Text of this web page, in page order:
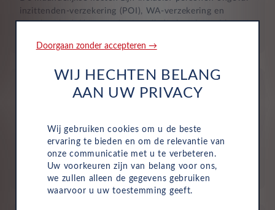
inzittenden-verzekering (POI), WA-verzekering en
uitgebreide dekking, zodat je volledig beschermd bent in
Aflevering bij jou in de buurt
nieuwe auto bij jou in de buurt ophalen.
Doorgaan zonder accepteren →
WIJ HECHTEN BELANG
AAN UW PRIVACY
Wij gebruiken cookies om u de beste
ervaring te bieden en om de relevantie van
onze communicatie met u te verbeteren.
Uw voorkeuren zijn van belang voor ons,
we zullen alleen de gegevens gebruiken
waarvoor u uw toestemming geeft.